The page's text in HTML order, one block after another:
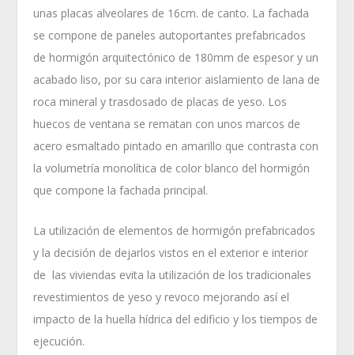
unas placas alveolares de 16cm. de canto. La fachada
se compone de paneles autoportantes prefabricados
de hormigón arquitectónico de 180mm de espesor y un
acabado liso, por su cara interior aislamiento de lana de
roca mineral y trasdosado de placas de yeso. Los
huecos de ventana se rematan con unos marcos de
acero esmaltado pintado en amarillo que contrasta con
la volumetría monolítica de color blanco del hormigón
que compone la fachada principal.
La utilización de elementos de hormigón prefabricados
y la decisión de dejarlos vistos en el exterior e interior
de las viviendas evita la utilización de los tradicionales
revestimientos de yeso y revoco mejorando así el
impacto de la huella hídrica del edificio y los tiempos de
ejecución.